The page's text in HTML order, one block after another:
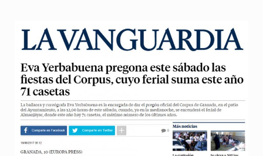
RE-FRACCIÓN
(Desde mis ojos)
AL IGUAL QUE TÚ